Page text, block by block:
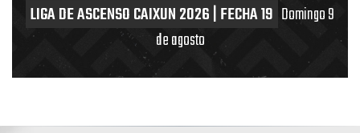
LIGA DE ASCENSO CAIXUN 2026 | FECHA 19 Domingo 9
de agosto